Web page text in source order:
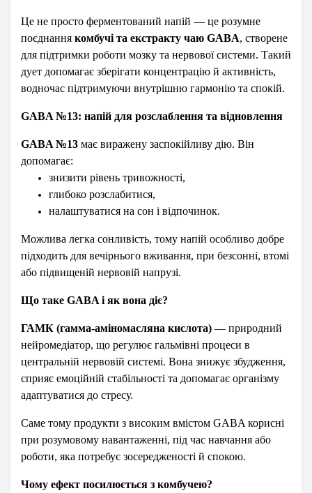
Це не просто ферментований напій — це розумне
поєднання комбучі та екстракту чаю GABA, створене
для підтримки роботи мозку та нервової системи. Такий
дует допомагає зберігати концентрацію й активність,
водночас підтримуючи внутрішню гармонію та спокій.
GABA №13: напій для розслаблення та відновлення
GABA №13 має виражену заспокійливу дію. Він
допомагає:
знизити рівень тривожності,
глибоко розслабитися,
налаштуватися на сон і відпочинок.
Можлива легка сонливість, тому напій особливо добре
підходить для вечірнього вживання, при безсонні, втомі
або підвищеній нервовій напрузі.
Що таке GABA і як вона діє?
ГАМК (гамма-аміномасляна кислота) — природний
нейромедіатор, що регулює гальмівні процеси в
центральній нервовій системі. Вона знижує збудження,
сприяє емоційній стабільності та допомагає організму
адаптуватися до стресу.
Саме тому продукти з високим вмістом GABA корисні
при розумовому навантаженні, під час навчання або
роботи, яка потребує зосередженості й спокою.
Чому ефект посилюється з комбучею?